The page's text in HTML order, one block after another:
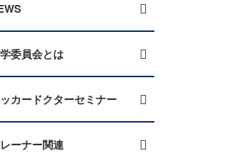
委員会とは
カードクターセミナー
レーナー関連